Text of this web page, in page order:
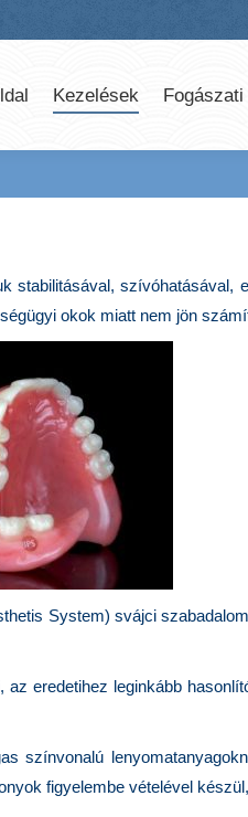
Kezelések Fogászati
stabilitásával, szívóhatásával,
okok miatt nem jön
System) svájci
eredetihez leginkább
színvonalú
figyelembe vételével